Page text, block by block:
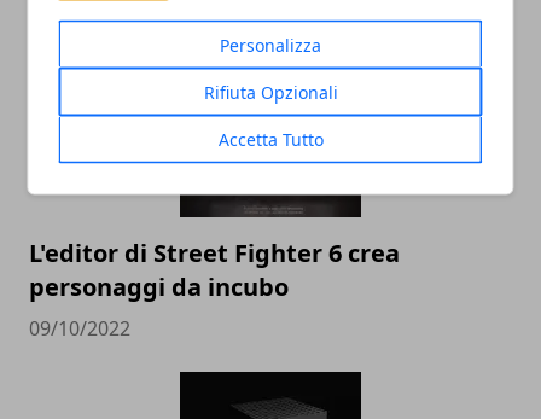
Personalizza
Rifiuta Opzionali
Accetta Tutto
L'editor di Street Fighter 6 crea
personaggi da incubo
09/10/2022